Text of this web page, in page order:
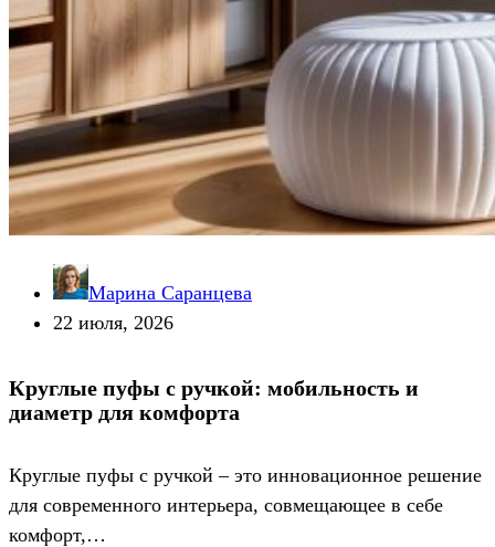
Марина Саранцева
22 июля, 2026
Круглые пуфы с ручкой: мобильность и
диаметр для комфорта
Круглые пуфы с ручкой – это инновационное решение
для современного интерьера, совмещающее в себе
комфорт,…